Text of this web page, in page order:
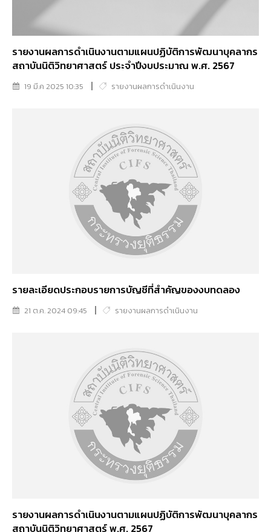
รายงานผลการดำเนินงานตามแผนปฏิบัติการพัฒนาบุคลากร
สถาบันนิติวิทยาศาสตร์ ประจำปีงบประมาณ พ.ศ. 2567
19 มี.ค 2025 10:35 รายงานผลการดำเนินงาน
รายละเอียดประกอบรายการบัญชีที่สำคัญของงบทดลอง
21 ต.ค. 2024 09:45 รายงานผลการดำเนินงาน
รายงานผลการดำเนินงานตามแผนปฏิบัติการพัฒนาบุคลากร
สถาบันนิติวิทยาศาสตร์ พ.ศ. 2567